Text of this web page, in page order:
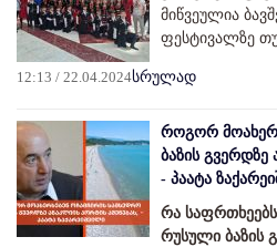
მიწვეულია
ფესტივალზე
12:13 / 22.04.2024სრულად
როგორ
ბაზის გვერდზე
- პაატა
რა საფრთხეებს
რუსული ბაზის